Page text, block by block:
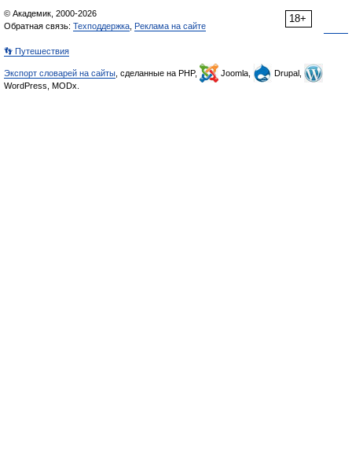
18+
© Академик, 2000-2026
Обратная связь: Техподдержка Реклама на сайте
👣 Путешествия
Экспорт словарей на сайты , сделанные на PHP, Joomla,
Drupal,
WordPress, MODx.